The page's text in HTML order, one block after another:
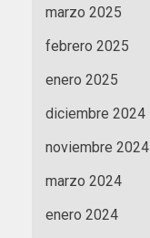
marzo 2025
febrero 2025
enero 2025
diciembre 2024
noviembre 2024
marzo 2024
enero 2024